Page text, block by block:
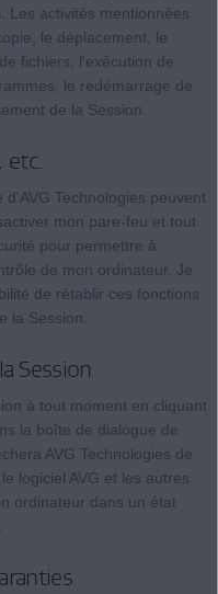
Les activités mentionnées
le déplacement, le
fichiers, l'exécution de
le redémarrage de
de la Session.
etc.
Technologies peuvent
mon pare-feu et tout
pour permettre à
de mon ordinateur. Je
de rétablir ces fonctions
la Session.
Session
à tout moment en cliquant
la boîte de dialogue de
AVG Technologies de
logiciel AVG et les autres
ordinateur dans un état